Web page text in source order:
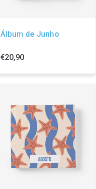
Álbum de Junho
€20,90